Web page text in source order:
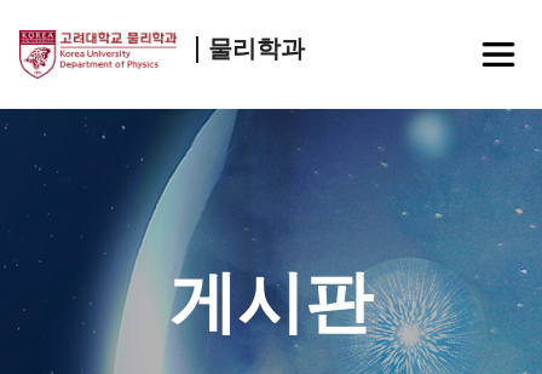
물리학과
게시판